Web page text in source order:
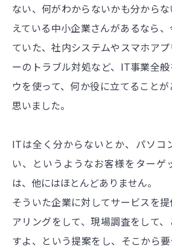
ない、何がわからないかも分から
えている中小企業さんがあるなら
ていた、社内システムやスマホア
ーのトラブル対処など、IT事業全
ウを使って、何か役に立てること
思いました。
ITは全く分からないとか、パソコ
い、というようなお客様をターゲ
は、他にはほとんどありません。
そういた企業に対してサービスを
アリングをして、現場調査をして
すよ、という提案をし、そこから